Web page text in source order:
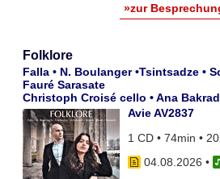
»zur
Folklore
Falla • N. Boulanger •Tsintsadze •
Fauré Sarasate
Christoph Croisé cello • Ana
Avie AV2837
1 CD • 74min •
04.08.2026 •